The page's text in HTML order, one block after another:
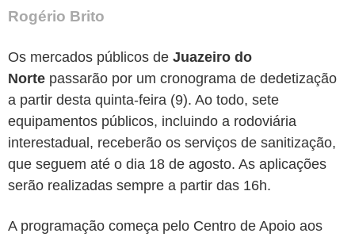
Rogério Brito
Os mercados públicos de Juazeiro do
Norte passarão por um cronograma de dedetização
a partir desta quinta-feira (9). Ao todo, sete
equipamentos públicos, incluindo a rodoviária
interestadual, receberão os serviços de sanitização,
que seguem até o dia 18 de agosto. As aplicações
serão realizadas sempre a partir das 16h.
A programação começa pelo Centro de Apoio aos